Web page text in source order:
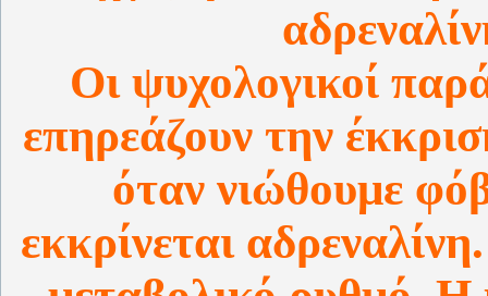
Οι ψυχολογικοί
επηρεάζουν την
όταν νιώθουμε
εκκρίνεται